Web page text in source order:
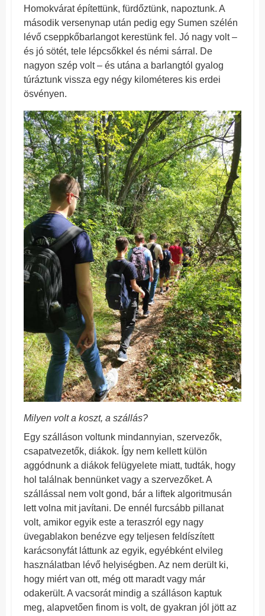
Homokvárat építettünk, fürdőztünk, napoztunk. A
második versenynap után pedig egy Sumen szélén
lévő cseppkőbarlangot kerestünk fel. Jó nagy volt –
és jó sötét, tele lépcsőkkel és némi sárral. De
nagyon szép volt – és utána a barlangtól gyalog
túráztunk vissza egy négy kilométeres kis erdei
ösvényen.
Milyen volt a koszt, a szállás?
Egy szálláson voltunk mindannyian, szervezők,
csapatvezetők, diákok. Így nem kellett külön
aggódnunk a diákok felügyelete miatt, tudták, hogy
hol találnak bennünket vagy a szervezőket. A
szállással nem volt gond, bár a liftek algoritmusán
lett volna mit javítani. De ennél furcsább pillanat
volt, amikor egyik este a teraszról egy nagy
üvegablakon benézve egy teljesen feldíszített
karácsonyfát láttunk az egyik, egyébként elvileg
használatban lévő helyiségben. Az nem derült ki,
hogy miért van ott, még ott maradt vagy már
odakerült. A vacsorát mindig a szálláson kaptuk
meg, alapvetően finom is volt, de gyakran jól jött az